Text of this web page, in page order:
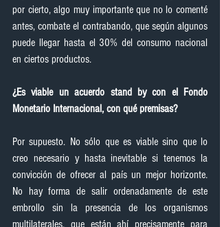
por cierto, algo muy importante que no lo comenté
antes, combate el contrabando, que según algunos
puede llegar hasta el 30% del consumo nacional
en ciertos productos.
¿Es viable un acuerdo stand by con el Fondo
Monetario Internacional, con qué premisas?
Por supuesto. No sólo que es viable sino que lo
creo necesario y hasta inevitable si tenemos la
convicción de ofrecer al país un mejor horizonte.
No hay forma de salir ordenadamente de este
embrollo sin la presencia de los organismos
multilaterales, que están ahí precisamente para